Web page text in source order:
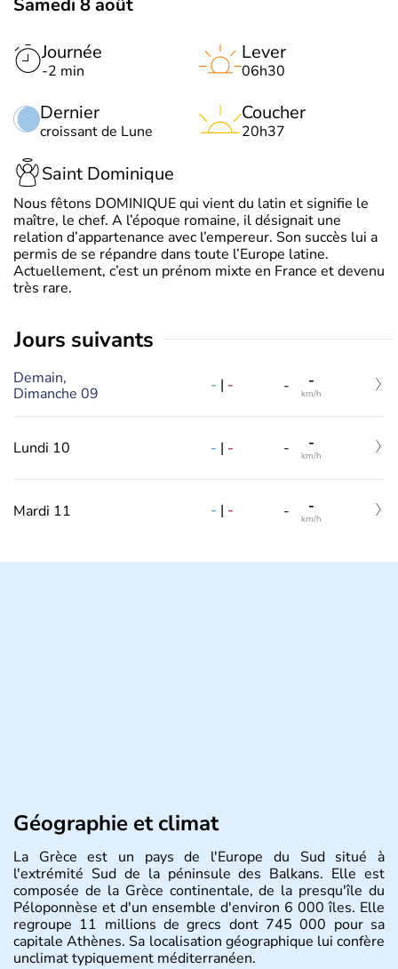
Journée
-2 min
Dernier
croissant de Lune
Lever
06h30
Coucher
20h37
Saint Dominique
Nous fêtons DOMINIQUE qui vient du latin et signifie le
maître, le chef. A l’époque romaine, il désignait une
relation d’appartenance avec l’empereur. Son succès lui a
permis de se répandre dans toute l’Europe latine.
Actuellement, c’est un prénom mixte en France et devenu
très rare.
jours suivants
Demain,
Dimanche 09
- | - - -
km/h
Lundi 10 - | - - -
km/h
Mardi 11 - | - - -
km/h
Géographie et climat
La Grèce est un pays de l'Europe du Sud situé à
l'extrémité Sud de la péninsule des Balkans. Elle est
composée de la Grèce continentale, de la presqu'île du
Péloponnèse et d'un ensemble d'environ 6 000 îles. Elle
regroupe 11 millions de grecs dont 745 000 pour sa
capitale Athènes. Sa localisation géographique lui confère
unclimat typiquement méditerranéen.